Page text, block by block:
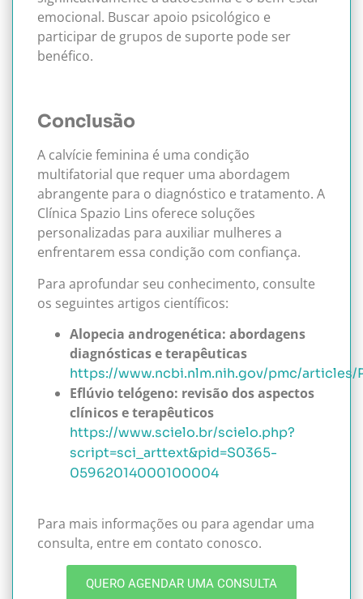
emocional. Buscar apoio psicológico e
participar de grupos de suporte pode ser
benéfico.
Conclusão
A calvície feminina é uma condição
multifatorial que requer uma abordagem
abrangente para o diagnóstico e tratamento. A
Clínica Spazio Lins oferece soluções
personalizadas para auxiliar mulheres a
enfrentarem essa condição com confiança.
Para aprofundar seu conhecimento, consulte
os seguintes artigos científicos:
Alopecia androgenética: abordagens
diagnósticas e terapêuticas
https://www.ncbi.nlm.nih.gov/pmc/articles/
Eflúvio telógeno: revisão dos aspectos
clínicos e terapêuticos
https://www.scielo.br/scielo.php?
script=sci_arttext&pid=S0365-
05962014000100004
Para mais informações ou para agendar uma
consulta, entre em contato conosco.
QUERO AGENDAR UMA CONSULTA